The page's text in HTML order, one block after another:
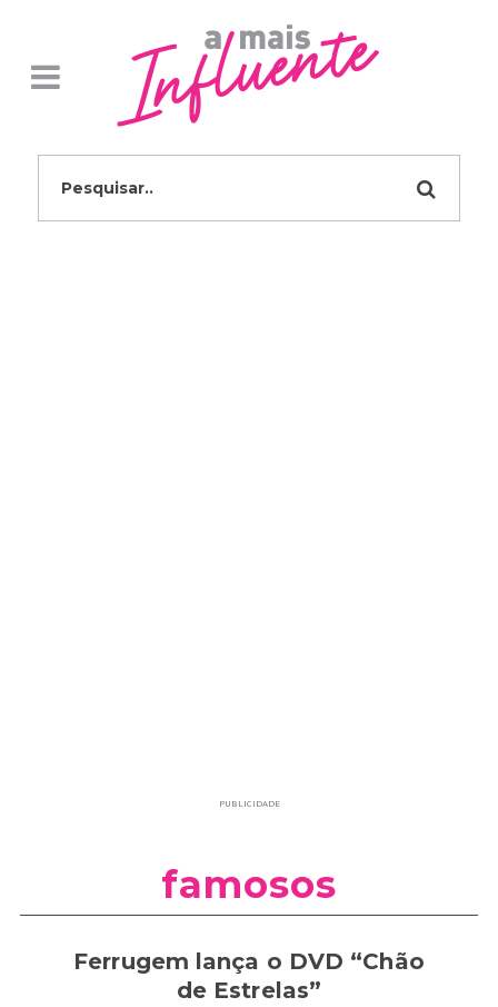
PUBLICIDADE
famosos
Ferrugem lança o DVD “Chão
de Estrelas”